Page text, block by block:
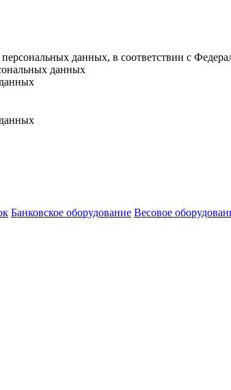
данных, в соответствии с
данных
Банковское оборудование Весовое